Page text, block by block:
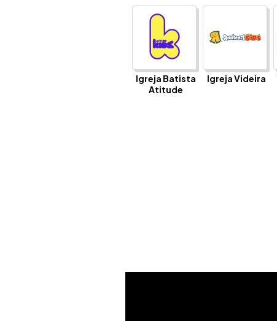
Igreja Batista
Atitude
Igreja Videira